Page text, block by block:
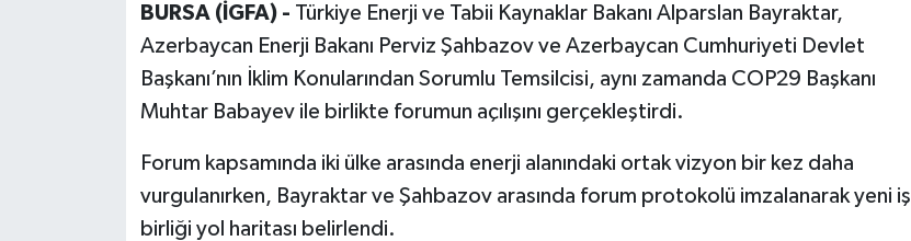
BURSA (İGFA) - Türkiye Enerji ve Tabii Kaynaklar Bakanı Alparslan Bayraktar,
Azerbaycan Enerji Bakanı Perviz Şahbazov ve Azerbaycan Cumhuriyeti Devlet
Başkanı’nın İklim Konularından Sorumlu Temsilcisi, aynı zamanda COP29 Başkanı
Muhtar Babayev ile birlikte forumun açılışını gerçekleştirdi.
Forum kapsamında iki ülke arasında enerji alanındaki ortak vizyon bir kez daha
vurgulanırken, Bayraktar ve Şahbazov arasında forum protokolü imzalanarak yeni iş
birliği yol haritası belirlendi.